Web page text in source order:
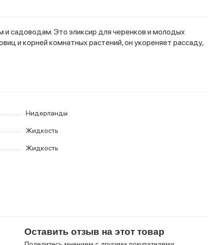
и садоводам. Это эликсир для черенков и молодых
и корней комнатных растений, он укореняет рассаду,
Нидерланды
Жидкость
Жидкость
Оставить отзыв на этот товар